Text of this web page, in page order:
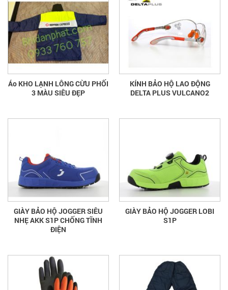
Áo KHO LẠNH LÔNG CỪU PHỐI
3 MÀU SIÊU ĐẸP
KÍNH BẢO HỘ LAO ĐỘNG
DELTA PLUS VULCANO2
GIÀY BẢO HỘ JOGGER SIÊU
NHẸ AKK S1P CHỐNG TĨNH
ĐIỆN
GIÀY BẢO HỘ JOGGER LOBI
S1P